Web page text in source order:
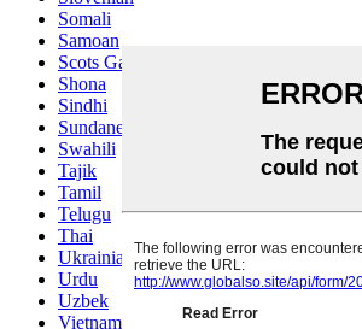
Somali
Samoan
Scots Gaelic
Shona
Sindhi
Sundanese
Swahili
Tajik
Tamil
Telugu
Thai
Ukrainian
Urdu
Uzbek
Vietnamese